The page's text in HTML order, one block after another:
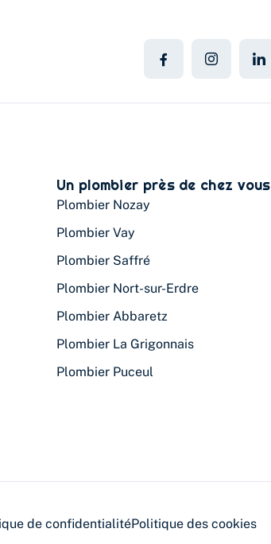
Un plombier près de chez vous
Plombier Nozay
Plombier Vay
Plombier Saffré
Plombier Nort-sur-Erdre
Plombier Abbaretz
Plombier La Grigonnais
Plombier Puceul
de confidentialitéPolitique des cookies